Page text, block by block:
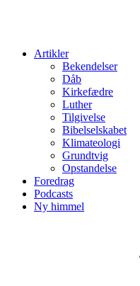
Artikler
Bekendelser
Dåb
Kirkefædre
Luther
Tilgivelse
Bibelselskabet
Klimateologi
Grundtvig
Opstandelse
Foredrag
Podcasts
Ny himmel